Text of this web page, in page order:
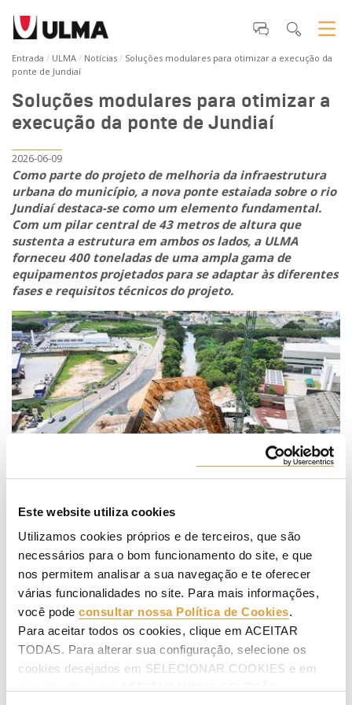
Este website utiliza cookies
Utilizamos cookies próprios e de terceiros, que são
necessários para o bom funcionamento do site, e que
nos permitem analisar a sua navegação e te oferecer
várias funcionalidades no site. Para mais informações,
você pode consultar nossa Política de Cookies.
Para aceitar todos os cookies, clique em ACEITAR
TODAS. Para alterar sua configuração, selecione os
cookies desejados em SELECIONAR COOKIES e em
Entrada ULMA Notícias
Soluções modulares para otimizar a execução da
ponte de Jundiaí
Soluções modulares para otimizar a
execução da ponte de Jundiaí
2026-06-09
Como parte do projeto de melhoria da infraestrutura
urbana do município, a nova ponte estaiada sobre o rio
Jundiaí destaca-se como um elemento fundamental.
Com um pilar central de 43 metros de altura que
sustenta a estrutura em ambos os lados, a ULMA
forneceu 400 toneladas de uma ampla gama de
equipamentos projetados para se adaptar às diferentes
fases e requisitos técnicos do projeto.
O sistema MK, devido à sua elevada capacidade de carga,
modularidade e versatilidade, permitiu configurar estruturas
em forma de treliça, cofragem vertical VMK econsola de
escalada BMK . Além disso, como o sistema facilita a pré-
montagem das estruturas antes da sua colocação, otimizou
os tempos de execução, sem afetar a estabilidade nem a